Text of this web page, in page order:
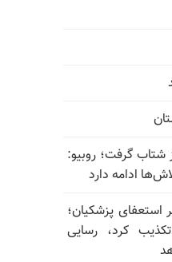
شتاب گرفت؛ روبیو:
ادامه دارد
پزشکیان؛
کرد، رسایی